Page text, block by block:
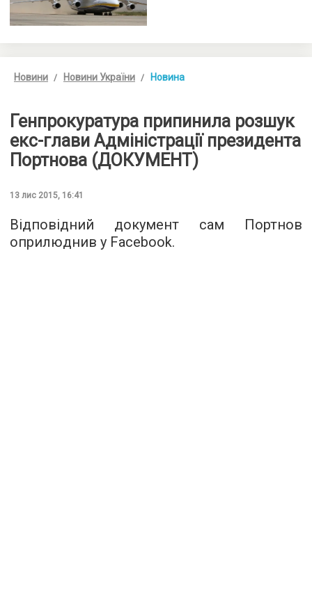
Новини Новини України Новина
Генпрокуратура припинила розшук
екс-глави Адміністрації президента
Портнова (ДОКУМЕНТ)
13 лис 2015, 16:41
Відповідний документ сам Портнов
оприлюднив у Facebook.